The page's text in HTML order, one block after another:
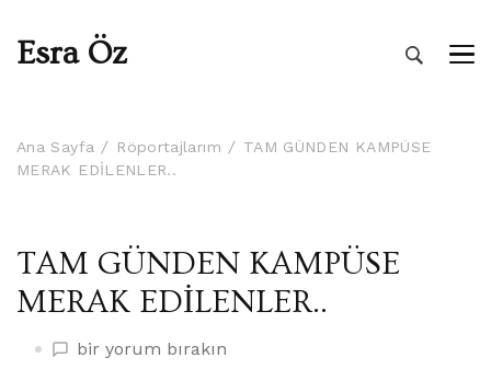
Esra Öz
Ana Sayfa Röportajlarım
TAM GÜNDEN KAMPÜSE
MERAK EDİLENLER..
TAM GÜNDEN KAMPÜSE
MERAK EDİLENLER..
TAM
bir yorum bırakın